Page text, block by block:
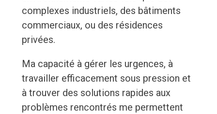
complexes industriels, des bâtiments
commerciaux, ou des résidences
privées.
Ma capacité à gérer les urgences, à
travailler efficacement sous pression et
à trouver des solutions rapides aux
problèmes rencontrés me permettent